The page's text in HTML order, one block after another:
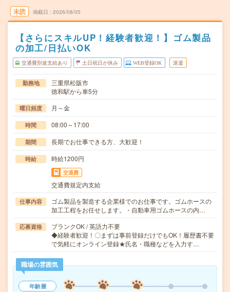
未読 掲載日 2026/08/05
【さらにスキルUP！経験者歓迎！】ゴム製品
の加工/日払いOK
交通費別途支給あり 土日祝日が休み WEB登録OK 派遣
勤務地
三重県松阪市
徳和駅から車5分
曜日頻度 月～金
時間 08:00～17:00
期間 長期でお仕事できる方、大歓迎！
時給 時給1200円
交通費
交通費規定内支給
仕事内容
ゴム製品を製造する企業様でのお仕事です。ゴムホースの
加工工程をお任せします。・自動車用ゴムホースの内…
応募資格
ブランクOK / 英語力不要
◆経験者歓迎！〇まずは事前登録だけでもOK！履歴書不要
で気軽にオンライン登録★氏名・職種などを入力す…
職場の雰囲気
年齢層